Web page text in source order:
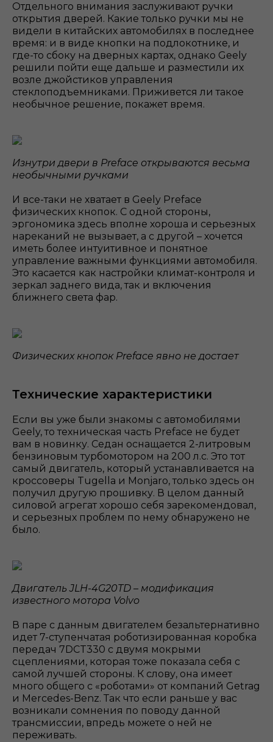
Отдельного внимания заслуживают ручки
открытия дверей. Какие только ручки мы не
видели в китайских автомобилях в последнее
время: и в виде кнопки на подлокотнике, и
где-то сбоку на дверных картах, однако Geely
решили пойти еще дальше и разместили их
возле джойстиков управления
стеклоподъемниками. Приживется ли такое
необычное решение, покажет время.
Изнутри двери в Preface открываются весьма
необычными ручками
И все-таки не хватает в Geely Preface
физических кнопок. С одной стороны,
эргономика здесь вполне хороша и серьезных
нареканий не вызывает, а с другой – хочется
иметь более интуитивное и понятное
управление важными функциями автомобиля.
Это касается как настройки климат-контроля и
зеркал заднего вида, так и включения
ближнего света фар.
Физических кнопок Preface явно не достает
Технические характеристики
Если вы уже были знакомы с автомобилями
Geely, то техническая часть Preface не будет
вам в новинку. Седан оснащается 2-литровым
бензиновым турбомотором на 200 л.с. Это тот
самый двигатель, который устанавливается на
кроссоверы Tugella и Monjaro, только здесь он
получил другую прошивку. В целом данный
силовой агрегат хорошо себя зарекомендовал,
и серьезных проблем по нему обнаружено не
было.
Двигатель JLH-4G20TD – модификация
известного мотора Volvo
В паре с данным двигателем безальтернативно
идет 7-ступенчатая роботизированная коробка
передач 7DCT330 с двумя мокрыми
сцеплениями, которая тоже показала себя с
самой лучшей стороны. К слову, она имеет
много общего с «роботами» от компаний Getrag
и Mercedes-Benz. Так что если раньше у вас
возникали сомнения по поводу данной
трансмиссии, впредь можете о ней не
переживать.